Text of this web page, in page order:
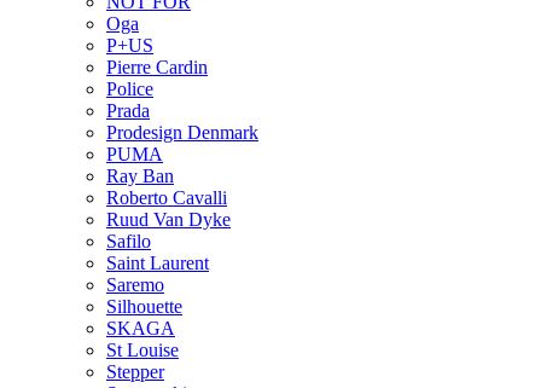
Oga
P+US
Pierre Cardin
Police
Prada
Prodesign Denmark
PUMA
Ray Ban
Roberto Cavalli
Ruud Van Dyke
Safilo
Saint Laurent
Saremo
Silhouette
SKAGA
St Louise
Stepper